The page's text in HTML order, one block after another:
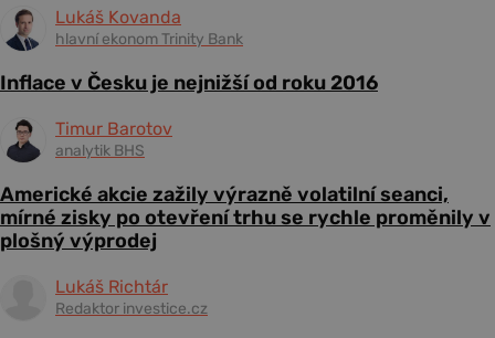
Lukáš Kovanda
hlavní ekonom Trinity Bank
Inflace v Česku je nejnižší od roku 2016
Timur Barotov
analytik BHS
Americké akcie zažily výrazně volatilní seanci,
mírné zisky po otevření trhu se rychle proměnily v
plošný výprodej
Lukáš Richtár
Redaktor investice.cz